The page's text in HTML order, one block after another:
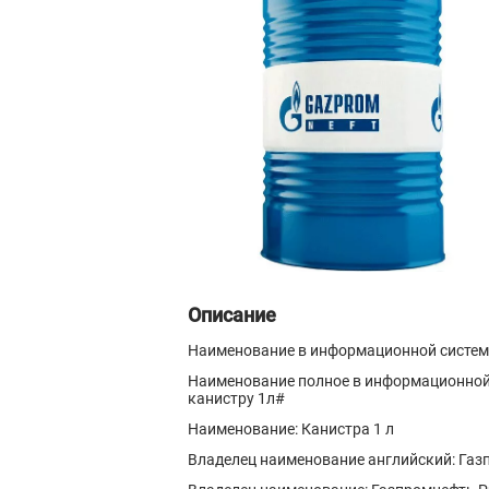
Описание
Наименование в информационной
Наименование полное в
канистру 1л#
Наименование: Канистра 1 л
Владелец наименование английский: